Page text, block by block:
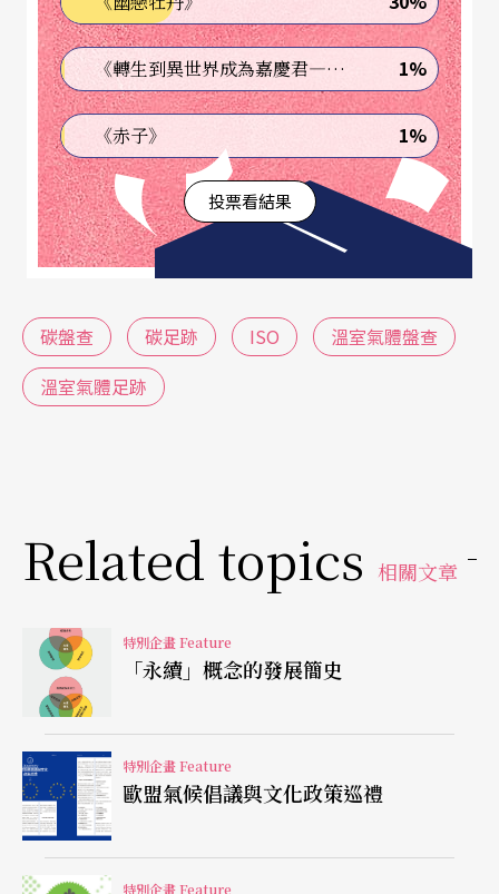
相關的直接和間接溫室氣體之排放與移除分為6個類
別，包含：
類別1：直接溫室氣體排放與移除
類別2：輸入能源的間接溫室氣體排放
類別3：運輸造成之間接溫室氣體排放
類別4：組織使用產品造成之間接溫室氣體
類別5：使用來自於組織之產品造成的間接
溫室氣體排放
外的間接溫室氣體排放，組織應考量溫室氣體盤查
準則與流程，將鑑別為重大的間接排放源納入報告
邊界，計算組織「整年度」的溫室氣體排放量。因
此，原則上碳盤查一年進行一次，每年追蹤排碳
量，但若能以智慧化的方式隨時監控碳排量的數據
變化，便可即時調整減碳策略，確保減碳成效。
《轉生到異世界成為嘉慶君—發現我的祖先是詐騙集團!?》 1%
《赤子》 1%
投票看結果
碳盤查 碳足跡 ISO
溫室氣體盤查
溫室氣體足跡
Related topics 相關文章
特別企畫 Feature
「永續」概念的發展簡史
特別企畫 Feature
歐盟氣候倡議與文化政策巡禮
特別企畫 Feature